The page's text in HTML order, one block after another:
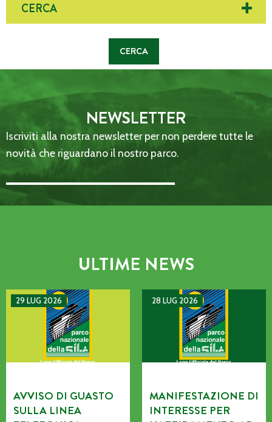
CERCA
NEWSLETTER
Iscriviti alla nostra newsletter per non perdere tutte le
novità che riguardano il nostro parco.
Email Address::: (required)
ULTIME NEWS
29 LUG 2026
AVVISO DI GUASTO SULLA LINEA TELEFONICA DELL’ENTE
AVVISO DI GUASTO
SULLA LINEA
28 LUG 2026
MANIFESTAZIONE DI
MANIFESTAZIONE DI
INTERESSE PER